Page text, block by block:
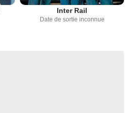
Inter Rail
Date de sortie inconnue